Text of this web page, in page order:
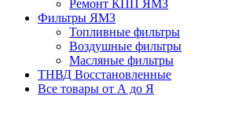
Ремонт КПП ЯМЗ
Фильтры ЯМЗ
Топливные фильтры
Воздушные фильтры
Масляные фильтры
ТНВД Восстановленные
Все товары от А до Я